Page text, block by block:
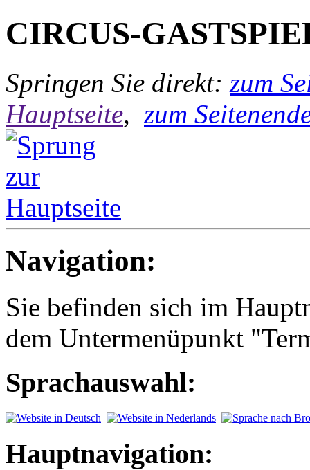
CIRCUS-
Springen Sie direkt: zum
Hauptseite, zum
Navigation:
Sie befinden sich im
dem Untermenüpunkt
Sprachauswahl:
Hauptnavigation: